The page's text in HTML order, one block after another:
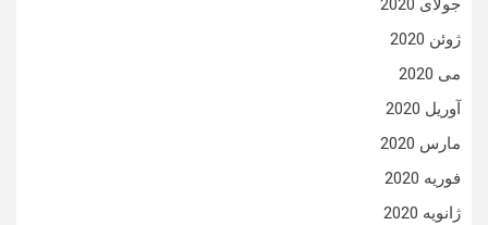
جولای 2020
ژوئن 2020
می 2020
آوریل 2020
مارس 2020
فوریه 2020
ژانویه 2020